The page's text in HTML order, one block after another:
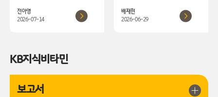
전아영
2026-07-14
배재현
2026-06-29
KB지식비타민
보고서